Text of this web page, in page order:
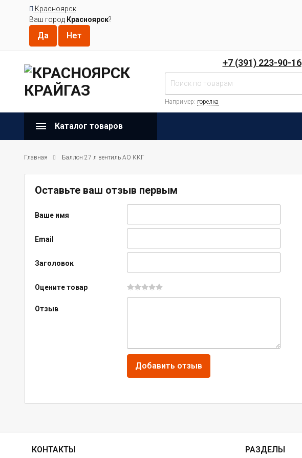
Красноярск
Ваш город Красноярск?
+7 (391) 223-90-16
Например: горелка
Каталог товаров
Главная Баллон 27 л вентиль АО ККГ
Оставьте ваш отзыв первым
Ваше имя
Email
Заголовок
Оцените товар
Отзыв
КОНТАКТЫ РАЗДЕЛЫ